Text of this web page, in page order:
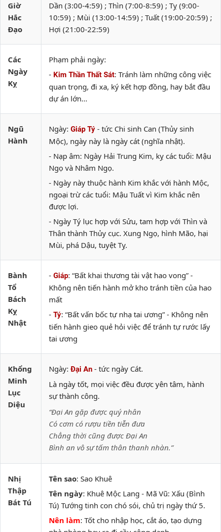
Giờ
Hắc
Đạo
Dần (3:00-4:59) ; Thìn (7:00-8:59) ; Tỵ (9:00-
10:59) ; Mùi (13:00-14:59) ; Tuất (19:00-20:59) ;
Hợi (21:00-22:59)
Các
Ngày
Kỵ
Phạm phải ngày:
- Kim Thần Thất Sát: Tránh làm những công việc
quan trọng, đi xa, ký kết hợp đồng, hay bắt đầu
dự án lớn...
Ngũ
Hành
Ngày: Giáp Tý - tức Chi sinh Can (Thủy sinh
Mộc), ngày này là ngày cát (nghĩa nhật).
- Nạp âm: Ngày Hải Trung Kim, kỵ các tuổi: Mậu
Ngọ và Nhâm Ngọ.
- Ngày này thuộc hành Kim khắc với hành Mộc,
ngoại trừ các tuổi: Mậu Tuất vì Kim khắc nên
được lợi.
- Ngày Tý lục hợp với Sửu, tam hợp với Thìn và
Thân thành Thủy cục. Xung Ngọ, hình Mão, hại
Mùi, phá Dậu, tuyệt Tỵ.
Bành
Tổ
Bách
Kỵ
Nhật
- Giáp: “Bất khai thương tài vật hao vong” -
Không nên tiến hành mở kho tránh tiền của hao
mất
- Tý: “Bất vấn bốc tự nhạ tai ương” - Không nên
tiến hành gieo quẻ hỏi việc để tránh tự rước lấy
tai ương
Khổng
Minh
Lục
Diệu
Ngày:Đại An - tức ngày Cát.
Là ngày tốt, mọi việc đều được yên tâm, hành
sự thành công.
“Đại An gặp được quý nhân
Có cơm có rượu tiền tiễn đưa
Chẳng thời cũng được Đại An
Bình an vô sự tấm thân thanh nhàn.”
Nhị
Thập
Bát Tú
Tên sao: Sao Khuê
Tên ngày: Khuê Mộc Lang - Mã Vũ: Xấu (Bình
Tú) Tướng tinh con chó sói, chủ trị ngày thứ 5.
Nên làm: Tốt cho nhập học, cắt áo, tạo dựng